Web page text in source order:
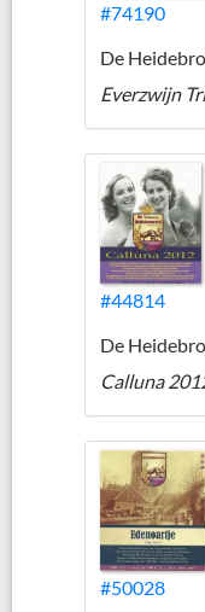
#74190
De
Everzwijn
#44814
De
Calluna
#50028